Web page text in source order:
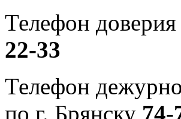
Телефон
22-33
Телефон
по г. Брянску 74-